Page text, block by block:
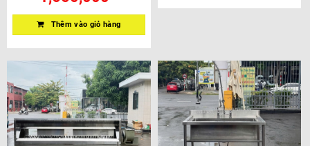
Thêm vào giỏ hàng